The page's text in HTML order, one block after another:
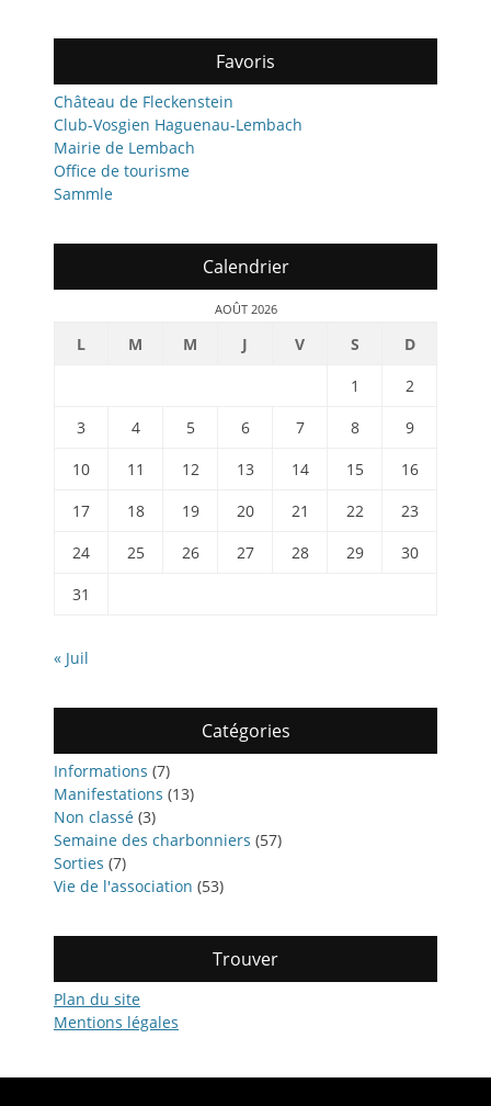
Favoris
Château de Fleckenstein
Club-Vosgien Haguenau-Lembach
Mairie de Lembach
Office de tourisme
Sammle
Calendrier
AOÛT 2026
L M M J V S
D
1
2
3
4 5 6 7 8
9
10
11 12 13 14 15
16
17
18 19 20 21 22
23
24
25 26 27 28 29
30
31
« Juil
Catégories
Informations (7)
Manifestations (13)
Non classé (3)
Semaine des charbonniers (57)
Sorties (7)
Vie de l'association (53)
Trouver
Plan du site
Mentions légales